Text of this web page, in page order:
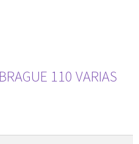
110 VARIAS